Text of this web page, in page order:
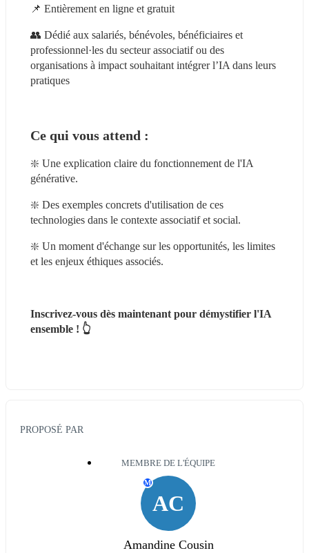
📌 Entièrement en ligne et gratuit
👥 Dédié aux salariés, bénévoles, bénéficiaires et
professionnel·les du secteur associatif ou des
organisations à impact souhaitant intégrer l’IA dans leurs
pratiques
Ce qui vous attend :
❇️ Une explication claire du fonctionnement de l'IA
générative.
❇️ Des exemples concrets d'utilisation de ces
technologies dans le contexte associatif et social.
❇️ Un moment d'échange sur les opportunités, les limites
et les enjeux éthiques associés.
Inscrivez-vous dès maintenant pour démystifier l'IA
ensemble ! 👆
PROPOSÉ PAR
MEMBRE DE L'ÉQUIPE
AC
M
Amandine Cousin